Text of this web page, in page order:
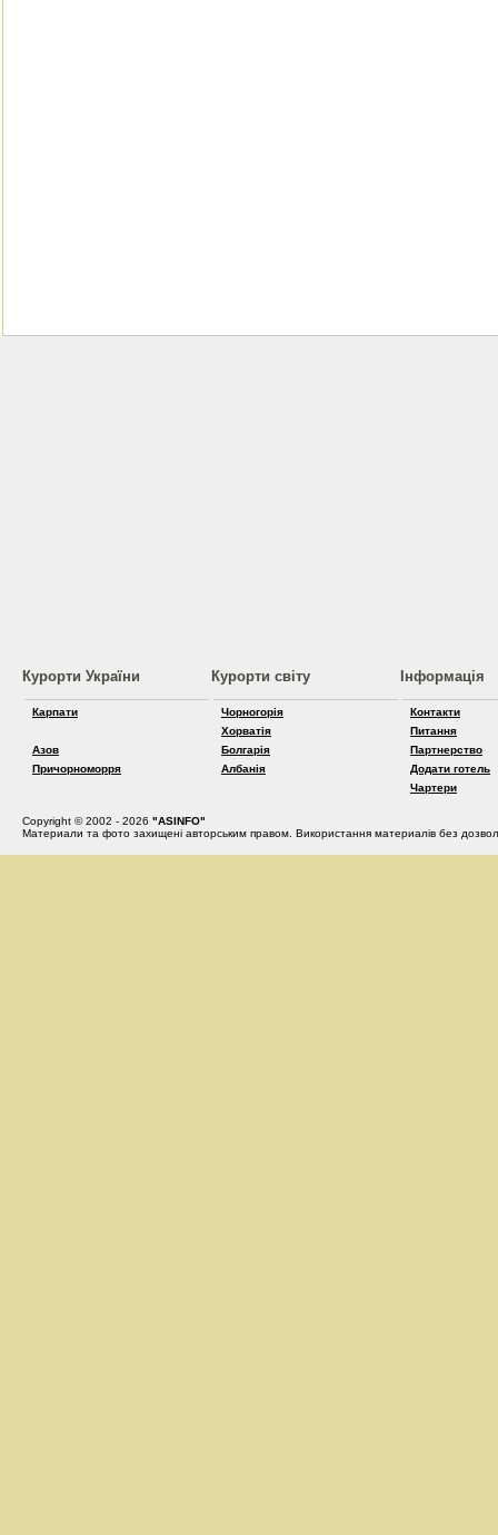
Курорти України
Карпати
Азов
Причорноморря
Курорти світу
Чорногорія
Хорватія
Болгарія
Албанія
Інформація
Контакти
Питання
Партнерство
Додати готель
Чартери
Copyright © 2002 - 2026 "ASINFO"
Материали та фото захищені авторським правом. Використання материалів без